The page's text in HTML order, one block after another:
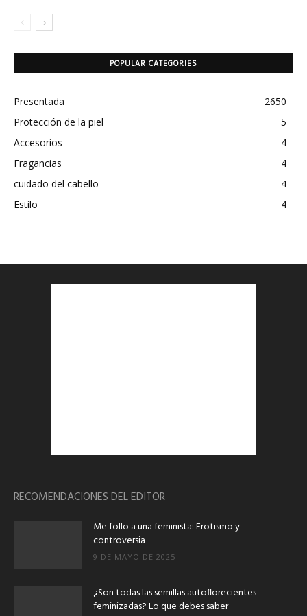
POPULAR CATEGORIES
Presentada
2650
Protección de la piel
5
Accesorios
4
Fragancias
4
cuidado del cabello
4
Estilo
4
RECOMENDACIONES DEL EDITOR
Me follo a una feminista: Erotismo y
controversia
9 DE MAYO DE 2025
¿Son todas las semillas autoflorecientes
feminizadas? Lo que debes saber